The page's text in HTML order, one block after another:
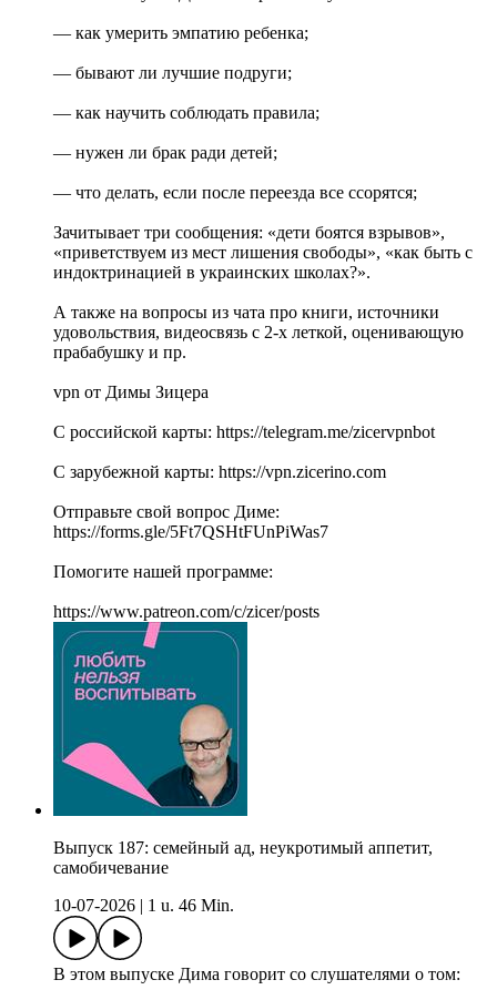
— как умерить эмпатию ребенка;
— бывают ли лучшие подруги;
— как научить соблюдать правила;
— нужен ли брак ради детей;
— что делать, если после переезда все ссорятся;
Зачитывает три сообщения: «дети боятся взрывов»,
«приветствуем из мест лишения свободы», «как быть с
индоктринацией в украинских школах?».
А также на вопросы из чата про книги, источники
удовольствия, видеосвязь с 2-х леткой, оценивающую
прабабушку и пр.
vpn от Димы Зицера
С российской карты: https://telegram.me/zicervpnbot
С зарубежной карты: https://vpn.zicerino.com
Отправьте свой вопрос Диме:
https://forms.gle/5Ft7QSHtFUnPiWas7
Помогите нашей программе:
https://www.patreon.com/c/zicer/posts
Выпуск 187: семейный ад, неукротимый аппетит,
самобичевание
10-07-2026
1 u. 46 Min.
В этом выпуске Дима говорит со слушателями о том: